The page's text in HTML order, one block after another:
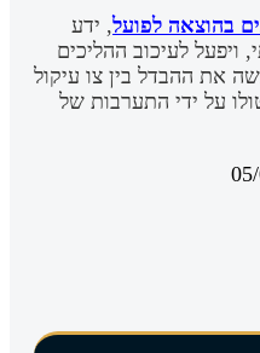
בהוצאה לפועל, ידע
לעיכוב ההליכים
את ההבדל בין צו עיקול
על ידי התערבות של